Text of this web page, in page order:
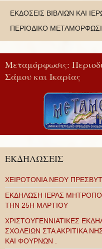
ΕΚΔΟΣΕΙΣ ΒΙΒΛΙΩΝ ΚΑΙ
ΠΕΡΙΟΔΙΚΟ
Μεταμόρφωσις:
Σάμου και Ικαρίας
ΕΚΔΗΛΩΣΕΙΣ
ΧΕΙΡΟΤΟΝΙΑ ΝΕΟΥ
ΕΚΔΗΛΩΣΗ ΙΕΡΑΣ
ΤΗΝ 25Η ΜΑΡΤΙΟΥ
ΧΡΙΣΤΟΥΓΕΝΝΙΑΤΙΚΕΣ
ΣΧΟΛΕΙΩΝ ΣΤΑ ΑΚΡΙΤΙΚΑ
ΚΑΙ ΦΟΥΡΝΩΝ .